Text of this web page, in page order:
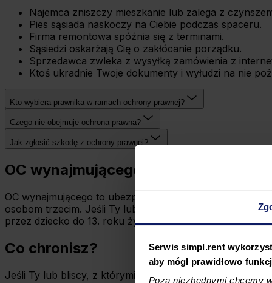
Serwis simpl.rent
aby mógł prawidłowo
Poza niezbędnymi chcemy
Najemca zniszczy mieszkanie lub zalega z
Pies sąsiada naskoczy na Ciebie podczas spaceru.
Firma remontowa spóźnia się z terminami.
Sąsiedzi oskarżają Cię o zakłócanie porządku.
Sprzedawca zwleka z wysyłką zamówienia z
Ktoś ukradnie Twoje dokumenty i wyłudzi na nie
Kto wybiera prawnika w ramach ochrony prawnej?
Czego nie obejmuje ochrona prawna?
Jak zgłosić szkodę z ochrony prawnej?
OC wynajmującego
OC wynajmującego to ubezpieczenie
osobom trzecim. Jeśli Ty lub Twoi bliscy spowodujecie
przez dziecko do 13. roku życia pozostające pod Twoją
Co chronisz?
Jeśli Ty lub bliscy, z którymi mieszkasz, niechcący